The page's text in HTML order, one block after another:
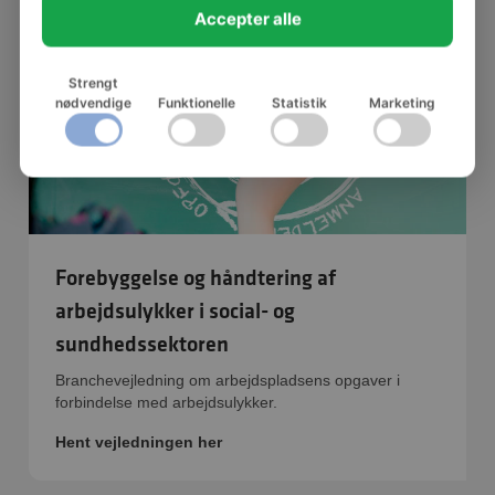
Forebyggelse og håndtering af
arbejdsulykker i social- og
sundhedssektoren
Branchevejledning om arbejdspladsens opgaver i
forbindelse med arbejdsulykker.
Hent vejledningen her
Accepter alle
Strengt
nødvendige
Funktionelle Statistik Marketing